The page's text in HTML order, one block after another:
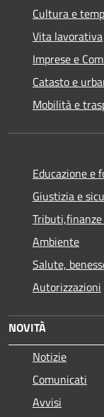
Cultura e
Vita lavorativa
Imprese e
Catasto e
Mobilità e
Educazione e
Giustizia e
Ambiente
Salute,
Autorizzazioni
NOVITÀ
Notizie
Comunicati
Avvisi